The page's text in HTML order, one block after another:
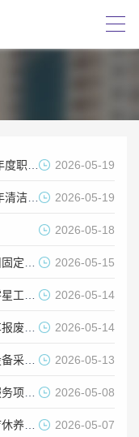
2026-05-19
2026-05-19
2026-05-18
2026-05-15
2026-05-14
2026-05-14
2026-05-13
2026-05-08
2026-05-07